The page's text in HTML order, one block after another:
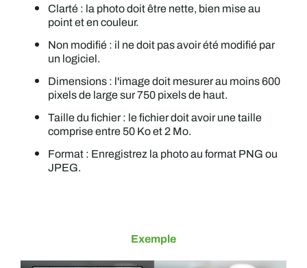
Clarté : la photo doit être nette, bien mise au
point et en couleur.
Non modifié : il ne doit pas avoir été modifié par
un logiciel.
Dimensions : l'image doit mesurer au moins 600
pixels de large sur 750 pixels de haut.
Taille du fichier : le fichier doit avoir une taille
comprise entre 50 Ko et 2 Mo.
Format : Enregistrez la photo au format PNG ou
JPEG.
Exemple